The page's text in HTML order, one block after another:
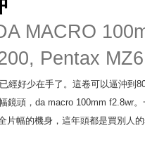
MACRO
, Pentax MZ6
經好少在手了。這卷可以逼沖到
鏡頭，da macro 100mm f2.8wr
片幅的機身，這年頭都是買別人